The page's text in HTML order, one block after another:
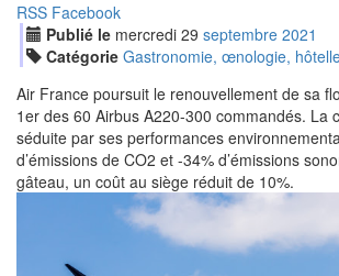
RSS Facebook
Publié le mercredi 29 septembre 2021
Catégorie Gastronomie, œnologie,
Air France poursuit le renouvellement de sa
1er des 60 Airbus A220-300 commandés. La
séduite par ses performances
d’émissions de CO2 et -34% d’émissions
gâteau, un coût au siège réduit de 10%.